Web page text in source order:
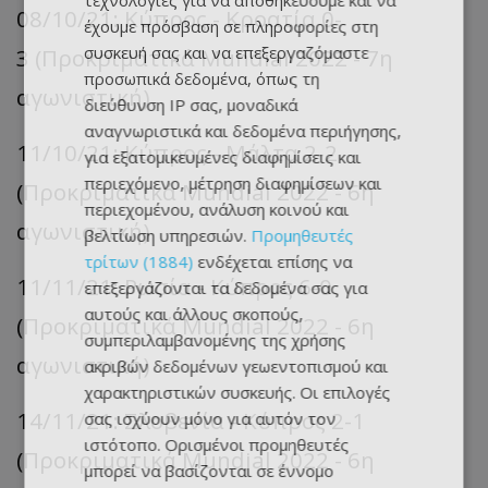
08/10/21: Κύπρος - Κροατία 0-
3 (Προκριματικά Mundial 2022 - 7η
αγωνιστική)
11/10/21: Κύπρος - Μάλτα 2-2
(Προκριματικά Mundial 2022 - 6η
αγωνιστική)
11/11/21: Ρωσία - Κύπρος 6-0
(Προκριματικά Mundial 2022 - 6η
αγωνιστική)
14/11/21: Σλοβενία - Κύπρος 2-1
(Προκριματικά Mundial 2022 - 6η
έχουμε πρόσβαση σε πληροφορίες στη
συσκευή σας και να επεξεργαζόμαστε
προσωπικά δεδομένα, όπως τη
διεύθυνση IP σας, μοναδικά
αναγνωριστικά και δεδομένα περιήγησης,
για εξατομικευμένες διαφημίσεις και
περιεχόμενο, μέτρηση διαφημίσεων και
περιεχομένου, ανάλυση κοινού και
βελτίωση υπηρεσιών. Προμηθευτές
τρίτων (1884) ενδέχεται επίσης να
επεξεργάζονται τα δεδομένα σας για
αυτούς και άλλους σκοπούς,
συμπεριλαμβανομένης της χρήσης
ακριβών δεδομένων γεωεντοπισμού και
χαρακτηριστικών συσκευής. Οι επιλογές
σας ισχύουν μόνο για αυτόν τον
ιστότοπο. Ορισμένοι προμηθευτές
μπορεί να βασίζονται σε έννομο